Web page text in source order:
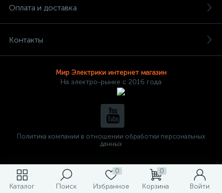
Каталог Поиск
0
Избранное
0
Корзина
Войти
Оплата и доставка
Контакты
Мир Электрики интернет магазин
На электро-рынке с 2016 года
Политика компании в отношении обработки персональных
данных